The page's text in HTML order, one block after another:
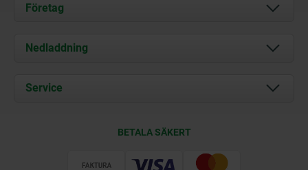
Företag
Om oss
Kontakt
Nedladdning
Documents
Service
BETALA SÄKERT